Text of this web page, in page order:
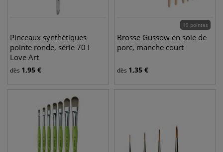
Pinceaux synthétiques
pointe ronde, série 70 I
Love Art
dès 1,95 €
19 pointes
Brosse Gussow en soie de
porc, manche court
dès 1,35 €